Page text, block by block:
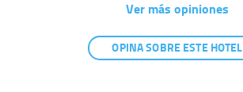
Ver más opiniones
OPINA SOBRE ESTE HOTEL